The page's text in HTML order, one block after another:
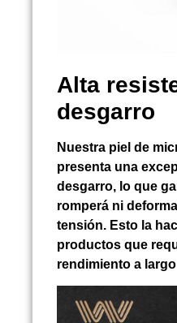
Alta
desgarro
Nuestra piel de
presenta una
desgarro, lo que
romperá ni
tensión. Esto la
productos que
rendimiento a